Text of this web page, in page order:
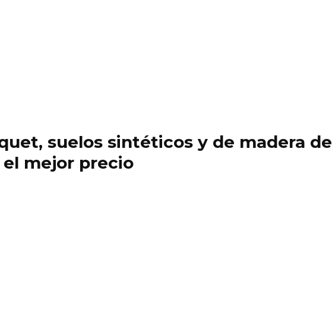
suelos sintéticos y de madera de
mejor precio